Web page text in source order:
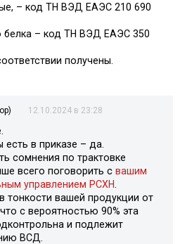
– код ТН ВЭД ЕАЭС 210 690
белка – код ТН ВЭД ЕАЭС 350
получены.
12.10.2024 в 23:28
есть в приказе – да.
сомнения по трактовке
всего поговорить с вашим
управлением РСХН
тонкости вашей продукции от
с вероятностью 90% эта
и подлежит
ВСД.